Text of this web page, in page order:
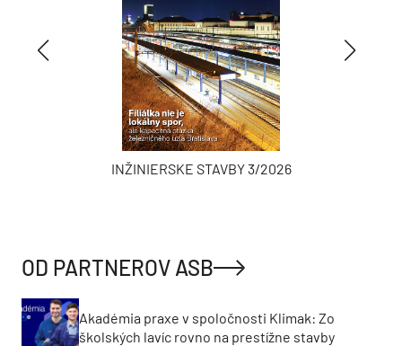
INŽINIERSKE STAVBY 3/2026
OD PARTNEROV ASB
Akadémia praxe v spoločnosti Klimak: Zo
školských lavíc rovno na prestížne stavby